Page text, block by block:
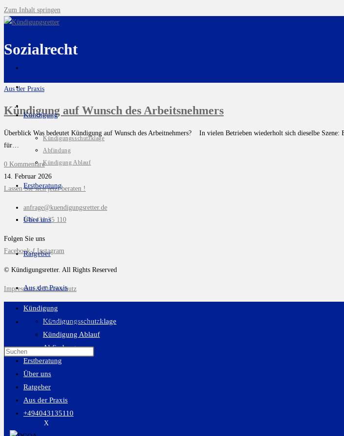
X
Zum Inhalt springen
Kündigung
Kündigungsschutzklage
Abfindung
Kündigung Ablauf
Erstberatung
Über uns
Ratgeber
Aus der Praxis
Website-Suche umschalten
Sozialrecht
Aus der Praxis
Kündigung auf Wunsch des Arbeitsnehmers
Überblick Was bedeutet Kündigung auf Wunsch des Arbeitnehmers? In vielen Betrieben wiederholt sich dieselbe
für…
0 Kommentare
14. Februar 2026
Lassen Sie sich jetzt beraten !
anfrage@kuendigungsretter.de
040 431 35 110
Folgen Sie uns
Facebook-f Instagram
© Kündigungsretter. All Rights Reserved
Impressum & Datenschutz
Kündigung
Kündigungsschutzklage
Kündigung Ablauf
Abfindung
Erstberatung
Über uns
Ratgeber
Aus der Praxis
+494043135110